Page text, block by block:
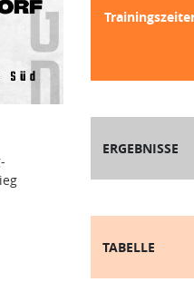
ERGEBNISSE
TABELLE